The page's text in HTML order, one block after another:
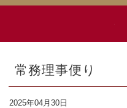
常務理事便り
2025年04月30日